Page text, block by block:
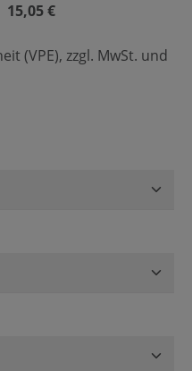
15,05 €
(VPE), zzgl. MwSt. und